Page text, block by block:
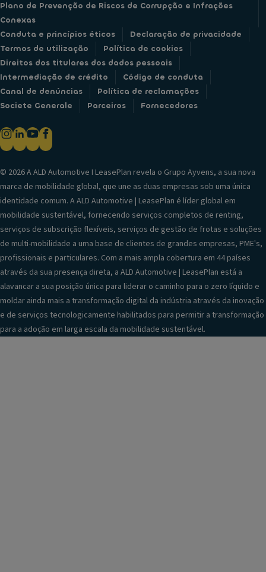
Plano de Prevenção de Riscos de Corrupção e Infrações
Conexas
Conduta e princípios éticos
Declaração de privacidade
Termos de utilização
Política de cookies
Direitos dos titulares dos dados pessoais
Intermediação de crédito
Código de conduta
Canal de denúncias
Política de reclamações
Societe Generale
Parceiros Fornecedores
© 2026 A ALD Automotive I LeasePlan revela o Grupo Ayvens, a sua nova
marca de mobilidade global, que une as duas empresas sob uma única
identidade comum. A ALD Automotive | LeasePlan é líder global em
mobilidade sustentável, fornecendo serviços completos de renting,
serviços de subscrição flexíveis, serviços de gestão de frotas e soluções
de multi-mobilidade a uma base de clientes de grandes empresas, PME's,
profissionais e particulares. Com a mais ampla cobertura em 44 países
através da sua presença direta, a ALD Automotive | LeasePlan está a
alavancar a sua posição única para liderar o caminho para o zero líquido e
moldar ainda mais a transformação digital da indústria através da inovação
e de serviços tecnologicamente habilitados para permitir a transformação
para a adoção em larga escala da mobilidade sustentável.